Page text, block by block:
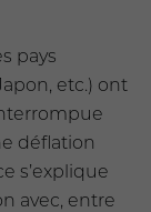
pays
etc.) ont
déflation
s’explique
avec, entre